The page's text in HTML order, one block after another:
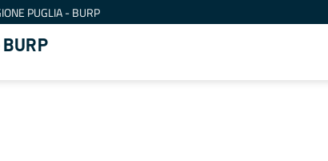
PUGLIA - BURP